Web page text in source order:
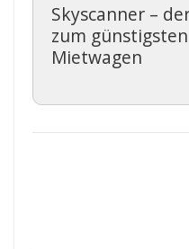
Skyscanner –
zum
Mietwagen